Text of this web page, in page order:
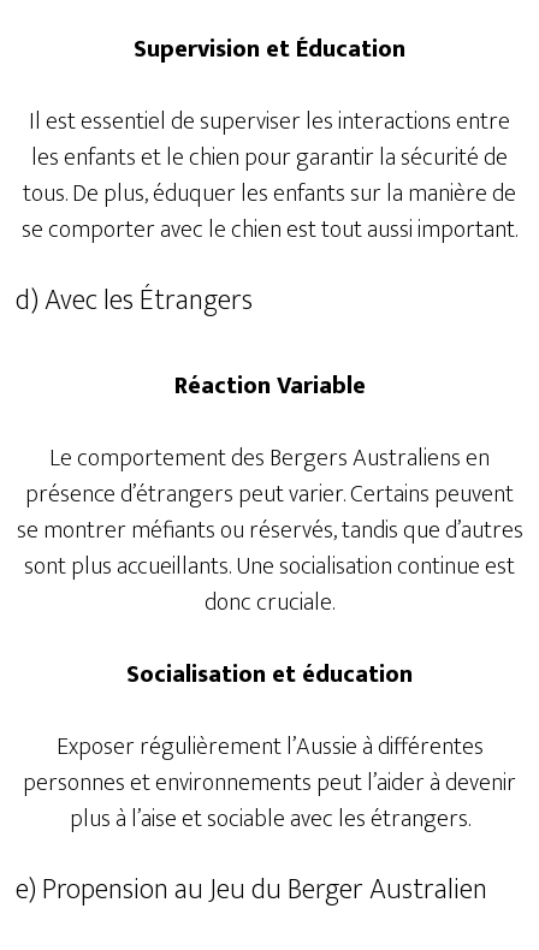
Supervision et Éducation
Il est essentiel de superviser les interactions entre
les enfants et le chien pour garantir la sécurité de
tous. De plus, éduquer les enfants sur la manière de
se comporter avec le chien est tout aussi important.
d) Avec les Étrangers
Réaction Variable
Le comportement des Bergers Australiens en
présence d’étrangers peut varier. Certains peuvent
se montrer méfiants ou réservés, tandis que d’autres
sont plus accueillants. Une socialisation continue est
donc cruciale.
Socialisation et éducation
Exposer régulièrement l’Aussie à différentes
personnes et environnements peut l’aider à devenir
plus à l’aise et sociable avec les étrangers.
e) Propension au Jeu du Berger Australien